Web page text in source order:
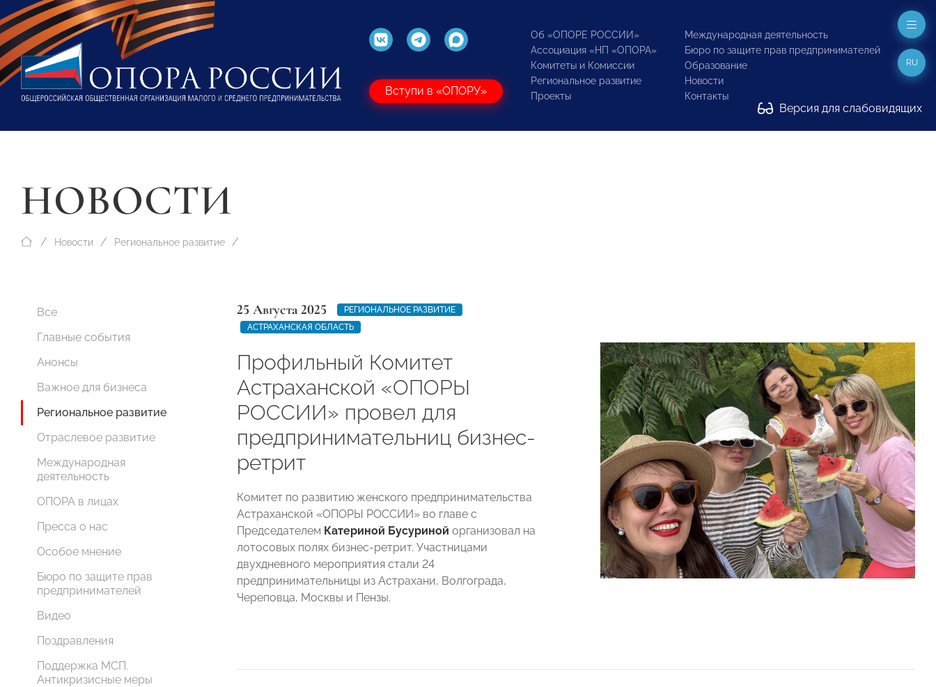
Вступи в «ОПОРУ»
Об «ОПОРЕ РОССИИ»
Ассоциация «НП «ОПОРА»
Комитеты и Комиссии
Региональное развитие
Проекты
Международная деятельность
Бюро по защите прав предпринимателей
Образование
Новости
Контакты
Версия для слабовидящих
RU
НОВОСТИ
Новости Региональное развитие
Все
Главные события
Анонсы
Важное для бизнеса
Региональное развитие
Отраслевое развитие
Международная
деятельность
ОПОРА в лицах
Пресса о нас
Особое мнение
Бюро по защите прав
предпринимателей
Видео
Поздравления
Поддержка МСП.
Антикризисные меры
25 Августа 2025
РЕГИОНАЛЬНОЕ РАЗВИТИЕ
АСТРАХАНСКАЯ ОБЛАСТЬ
Профильный Комитет
Астраханской «ОПОРЫ
РОССИИ» провел для
предпринимательниц бизнес-
ретрит
Комитет по развитию женского предпринимательства
Астраханской «ОПОРЫ РОССИИ» во главе с
Председателем Катериной Бусуриной организовал на
лотосовых полях бизнес-ретрит. Участницами
двухдневного мероприятия стали 24
предпринимательницы из Астрахани, Волгограда,
Череповца, Москвы и Пензы.